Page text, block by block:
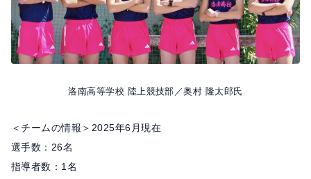
洛南高等学校 陸上競技部／奥村 隆太郎氏
＜チームの情報＞2025年6月現在
選手数：26名
指導者数：1名